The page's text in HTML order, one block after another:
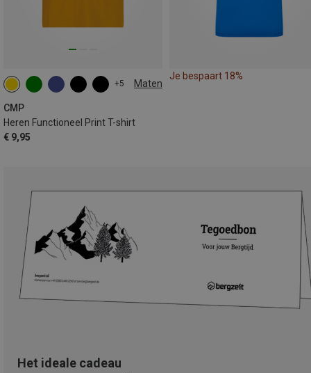
+5 Maten
CMP
Heren Functioneel Print T-shirt
€ 9,95
Je bespaart 18%
Het ideale cadeau